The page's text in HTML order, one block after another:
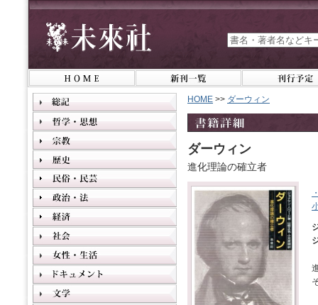
HOME >> ダーウィン
ダーウィン
進化理論の確立者